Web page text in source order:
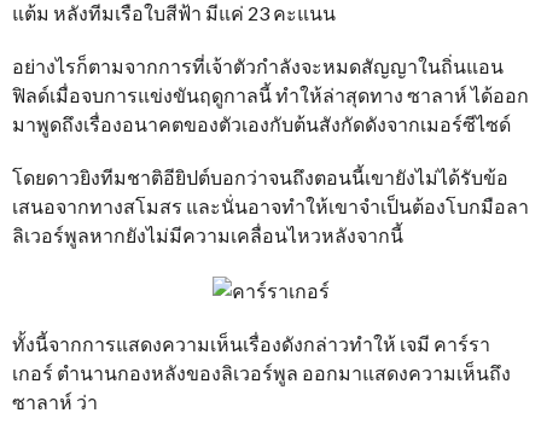
แต้ม หลังทีมเรือใบสีฟ้า มีแค่ 23 คะแนน
อย่างไรก็ตามจากการที่เจ้าตัวกำลังจะหมดสัญญาในถิ่นแอน
ฟิลด์เมื่อจบการแข่งขันฤดูกาลนี้ ทำให้ล่าสุดทาง ซาลาห์ ได้ออก
มาพูดถึงเรื่องอนาคตของตัวเองกับต้นสังกัดดังจากเมอร์ซีไซด์
โดยดาวยิงทีมชาติอียิปต์บอกว่าจนถึงตอนนี้เขายังไม่ได้รับข้อ
เสนอจากทางสโมสร และนั่นอาจทำให้เขาจำเป็นต้องโบกมือลา
ลิเวอร์พูลหากยังไม่มีความเคลื่อนไหวหลังจากนี้
ทั้งนี้จากการแสดงความเห็นเรื่องดังกล่าวทำให้ เจมี คาร์รา
เกอร์ ตำนานกองหลังของลิเวอร์พูล ออกมาแสดงความเห็นถึง
ซาลาห์ ว่า